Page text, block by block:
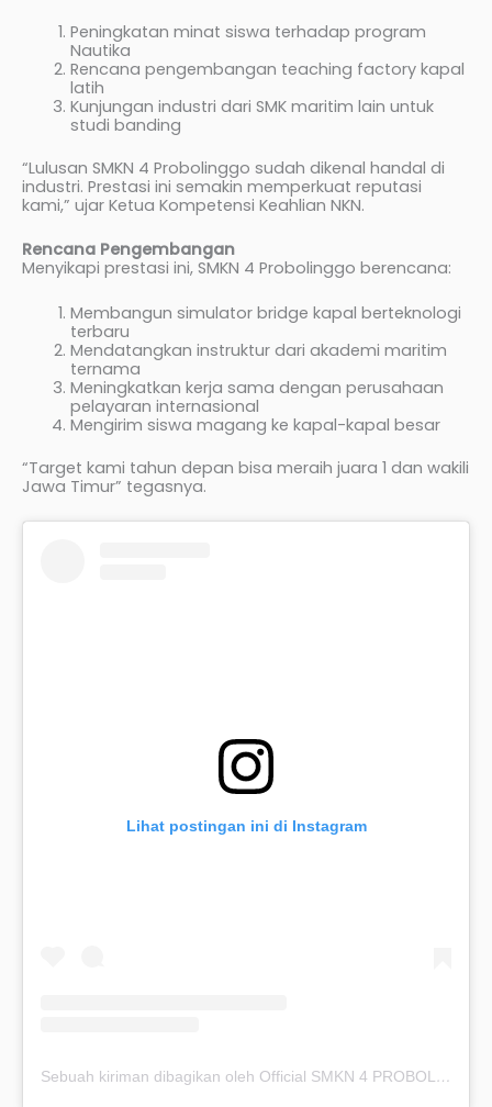
Peningkatan minat siswa terhadap program
Nautika
Rencana pengembangan teaching factory kapal
latih
Kunjungan industri dari SMK maritim lain untuk
studi banding
“Lulusan SMKN 4 Probolinggo sudah dikenal handal di
industri. Prestasi ini semakin memperkuat reputasi
kami,” ujar Ketua Kompetensi Keahlian NKN.
Rencana Pengembangan
Menyikapi prestasi ini, SMKN 4 Probolinggo berencana:
Membangun simulator bridge kapal berteknologi
terbaru
Mendatangkan instruktur dari akademi maritim
ternama
Meningkatkan kerja sama dengan perusahaan
pelayaran internasional
Mengirim siswa magang ke kapal-kapal besar
“Target kami tahun depan bisa meraih juara 1 dan wakili
Jawa Timur” tegasnya.
Lihat postingan ini di Instagram
Sebuah kiriman dibagikan oleh Official SMKN 4 PROBOLINGGO (@official_smkn4prob)